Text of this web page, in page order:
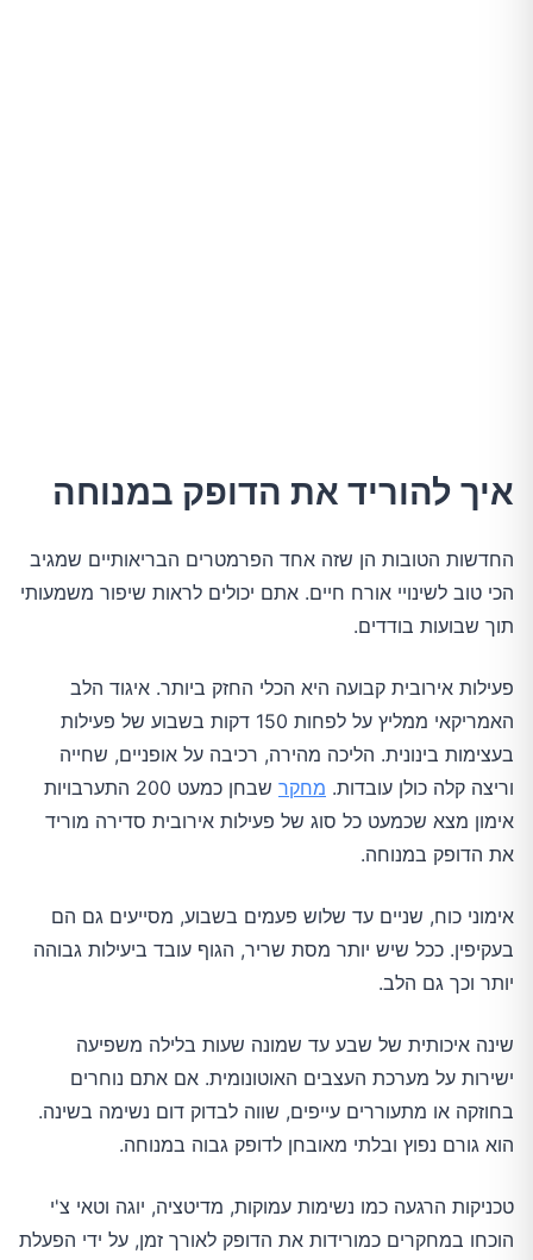
איך להוריד את הדופק במנוחה
החדשות הטובות הן שזה אחד הפרמטרים הבריאותיים שמגיב
הכי טוב לשינויי אורח חיים. אתם יכולים לראות שיפור משמעותי
תוך שבועות בודדים.
פעילות אירובית קבועה היא הכלי החזק ביותר. איגוד הלב
האמריקאי ממליץ על לפחות 150 דקות בשבוע של פעילות
בעצימות בינונית. הליכה מהירה, רכיבה על אופניים, שחייה
וריצה קלה כולן עובדות. מחקר
שבחן כמעט 200 התערבויות
אימון מצא שכמעט כל סוג של פעילות אירובית סדירה מוריד
את הדופק במנוחה.
אימוני כוח, שניים עד שלוש פעמים בשבוע, מסייעים גם הם
בעקיפין. ככל שיש יותר מסת שריר, הגוף עובד ביעילות גבוהה
יותר וכך גם הלב.
שינה איכותית של שבע עד שמונה שעות בלילה משפיעה
ישירות על מערכת העצבים האוטונומית. אם אתם נוחרים
בחוזקה או מתעוררים עייפים, שווה לבדוק דום נשימה בשינה.
הוא גורם נפוץ ובלתי מאובחן לדופק גבוה במנוחה.
טכניקות הרגעה כמו נשימות עמוקות, מדיטציה, יוגה וטאי צ'י
הוכחו במחקרים כמורידות את הדופק לאורך זמן, על ידי הפעלת